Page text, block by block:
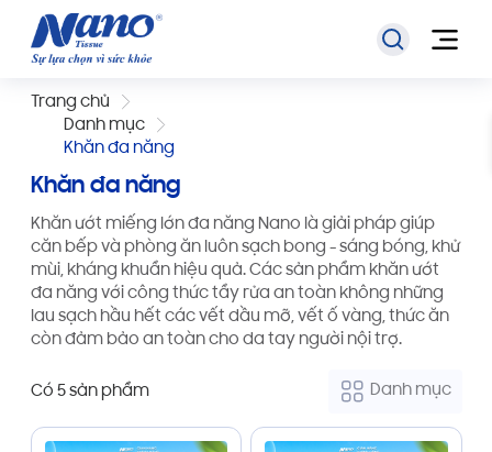
Trang chủ
Danh mục
Khăn đa năng
Khăn đa năng
Khăn ướt miếng lớn đa năng Nano là giải pháp giúp
căn bếp và phòng ăn luôn sạch bong - sáng bóng, khử
mùi, kháng khuẩn hiệu quả. Các sản phẩm khăn ướt
đa năng với công thức tẩy rửa an toàn không những
lau sạch hầu hết các vết dầu mỡ, vết ố vàng, thức ăn
còn đảm bảo an toàn cho da tay người nội trợ.
Có 5 sản phẩm Danh mục